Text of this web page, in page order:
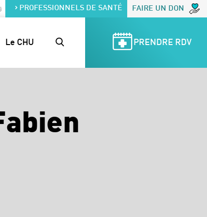
PROFESSIONNELS DE SANTÉ FAIRE UN DON
Le CHU PRENDRE RDV